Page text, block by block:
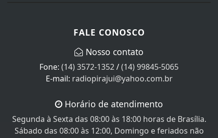
(14) 3572-1352/(14) 99845-5065
E-mail:radiopirajui@yahoo.com.br
Segunda à Sexta das 08:00 às 18:00 horas de Brasília.
Sábado das 08:00 às 12:00, Domingo e feriados não
Atendemos!